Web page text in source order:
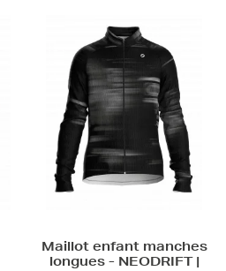
Maillot enfant manches
longues - NEODRIFT |